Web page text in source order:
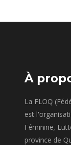
À
La FLOQ
est
Féminine,
province de